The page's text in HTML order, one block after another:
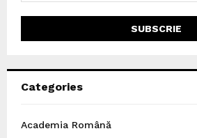
Categories
Academia Română